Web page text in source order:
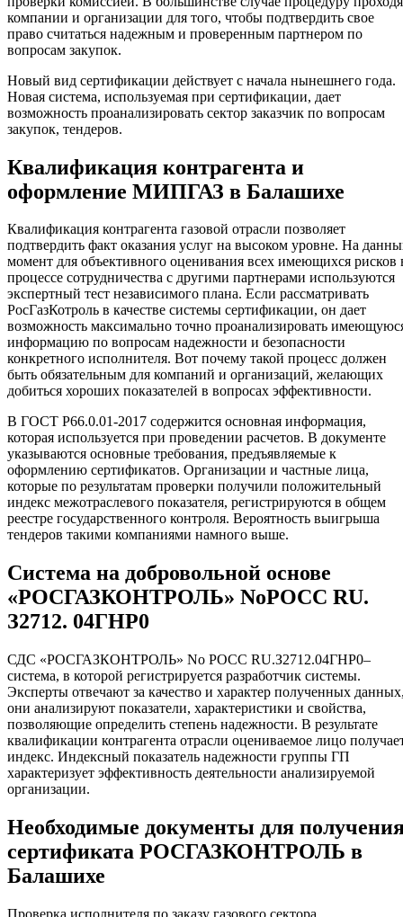
компании и организации для того, чтобы подтвердить свое
право считаться надежным и проверенным партнером по
вопросам закупок.
Новый вид сертификации действует с начала нынешнего года.
Новая система, используемая при сертификации, дает
возможность проанализировать сектор заказчик по вопросам
закупок, тендеров.
Квалификация контрагента и
оформление МИПГАЗ в Балашихе
Квалификация контрагента газовой отрасли позволяет
подтвердить факт оказания услуг на высоком уровне. На
момент для объективного оценивания всех имеющихся рисков
процессе сотрудничества с другими партнерами используются
экспертный тест независимого плана. Если рассматривать
РосГазКотроль в качестве системы сертификации, он дает
возможность максимально точно проанализировать
информацию по вопросам надежности и безопасности
конкретного исполнителя. Вот почему такой процесс должен
быть обязательным для компаний и организаций, желающих
добиться хороших показателей в вопросах эффективности.
В ГОСТ Р66.0.01-2017 содержится основная информация,
которая используется при проведении расчетов. В документе
указываются основные требования, предъявляемые к
оформлению сертификатов. Организации и частные лица,
которые по результатам проверки получили положительный
индекс межотраслевого показателя, регистрируются в общем
реестре государственного контроля. Вероятность выигрыша
тендеров такими компаниями намного выше.
Система на добровольной основе
«РОСГАЗКОНТРОЛЬ» NoРОСС RU.
З2712. 04ГНР0
СДС «РОСГАЗКОНТРОЛЬ» No РОСС RU.З2712.04ГНР0–
система, в которой регистрируется разработчик системы.
Эксперты отвечают за качество и характер полученных
они анализируют показатели, характеристики и свойства,
позволяющие определить степень надежности. В результате
квалификации контрагента отрасли оцениваемое лицо
индекс. Индексный показатель надежности группы ГП
характеризует эффективность деятельности анализируемой
организации.
Необходимые документы для
сертификата РОСГАЗКОНТРОЛЬ в
Балашихе
Проверка исполнителя по заказу газового сектора